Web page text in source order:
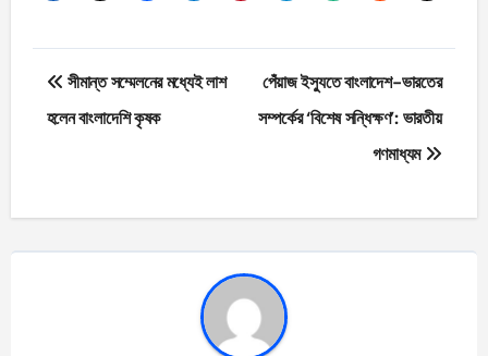
Post
navigation
সীমান্ত সম্মেলনের মধ্যেই লাশ
হলেন বাংলাদেশি কৃষক
পেঁয়াজ ইস্যুতে বাংলাদেশ-ভারতের
সম্পর্কের ‘বিশেষ সন্ধিক্ষণ’: ভারতীয়
গণমাধ্যম